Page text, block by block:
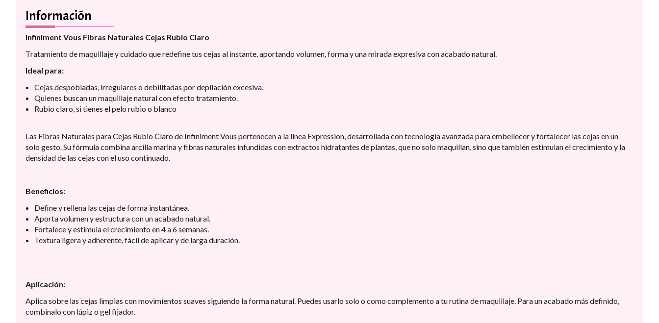
Información
Infiniment Vous Fibras Naturales Cejas Rubio Claro
Tratamiento de maquillaje y cuidado que redefine tus cejas al instante, aportando volumen, forma y una mirada expresiva con acabado natural.
Ideal para:
Cejas despobladas, irregulares o debilitadas por depilación excesiva.
Quienes buscan un maquillaje natural con efecto tratamiento.
Rubio claro, si tienes el pelo rubio o blanco
Las Fibras Naturales para Cejas Rubio Claro de Infiniment Vous pertenecen a la línea Expression, desarrollada con tecnología avanzada para embellecer y fortalecer las cejas en un
solo gesto. Su fórmula combina arcilla marina y fibras naturales infundidas con extractos hidratantes de plantas, que no solo maquillan, sino que también estimulan el crecimiento y la
densidad de las cejas con el uso continuado.
Beneficios:
Define y rellena las cejas de forma instantánea.
Aporta volumen y estructura con un acabado natural.
Fortalece y estimula el crecimiento en 4 a 6 semanas.
Textura ligera y adherente, fácil de aplicar y de larga duración.
Aplicación:
Aplica sobre las cejas limpias con movimientos suaves siguiendo la forma natural. Puedes usarlo solo o como complemento a tu rutina de maquillaje. Para un acabado más definido,
combínalo con lápiz o gel fijador.